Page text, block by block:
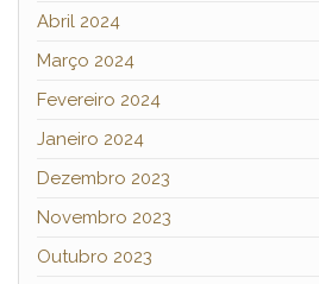
Abril 2024
Março 2024
Fevereiro 2024
Janeiro 2024
Dezembro 2023
Novembro 2023
Outubro 2023